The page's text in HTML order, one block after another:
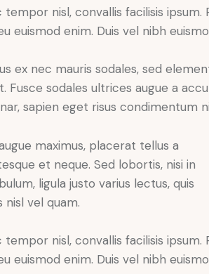
tempor nisl, convallis facilisis
euismod enim. Duis vel nibh
ex nec mauris sodales, sed
Fusce sodales ultrices augue a
sapien eget risus condimentum
maximus, placerat tellus a
et neque. Sed lobortis, nisi in
ligula justo varius lectus, quis
nisl vel quam.
tempor nisl, convallis facilisis
euismod enim. Duis vel nibh